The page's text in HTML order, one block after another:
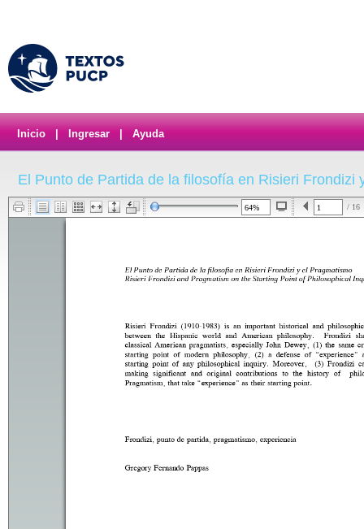
Inicio Ingresar Ayuda
El Punto de Partida de la filosofía en Risieri Frondizi
/ 16